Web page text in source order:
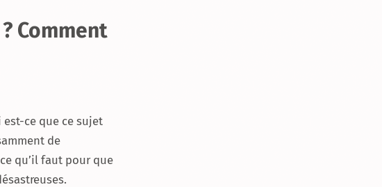
Comment
est-ce que ce sujet
de
qu’il faut pour que